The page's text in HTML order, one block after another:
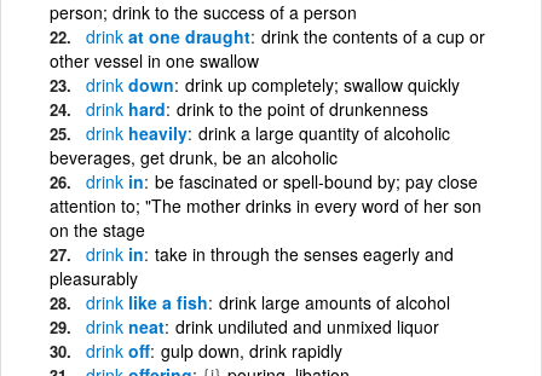
person; drink to the success of a person
drink at one draught drink the contents of a cup or
other vessel in one swallow
drink down drink up completely; swallow quickly
drink hard drink to the point of drunkenness
drink heavily drink a large quantity of alcoholic
beverages, get drunk, be an alcoholic
drink in be fascinated or spell-bound by; pay close
attention to; "The mother drinks in every word of her son
on the stage
drink in take in through the senses eagerly and
pleasurably
drink like a fish drink large amounts of alcohol
drink neat drink undiluted and unmixed liquor
drink off gulp down, drink rapidly